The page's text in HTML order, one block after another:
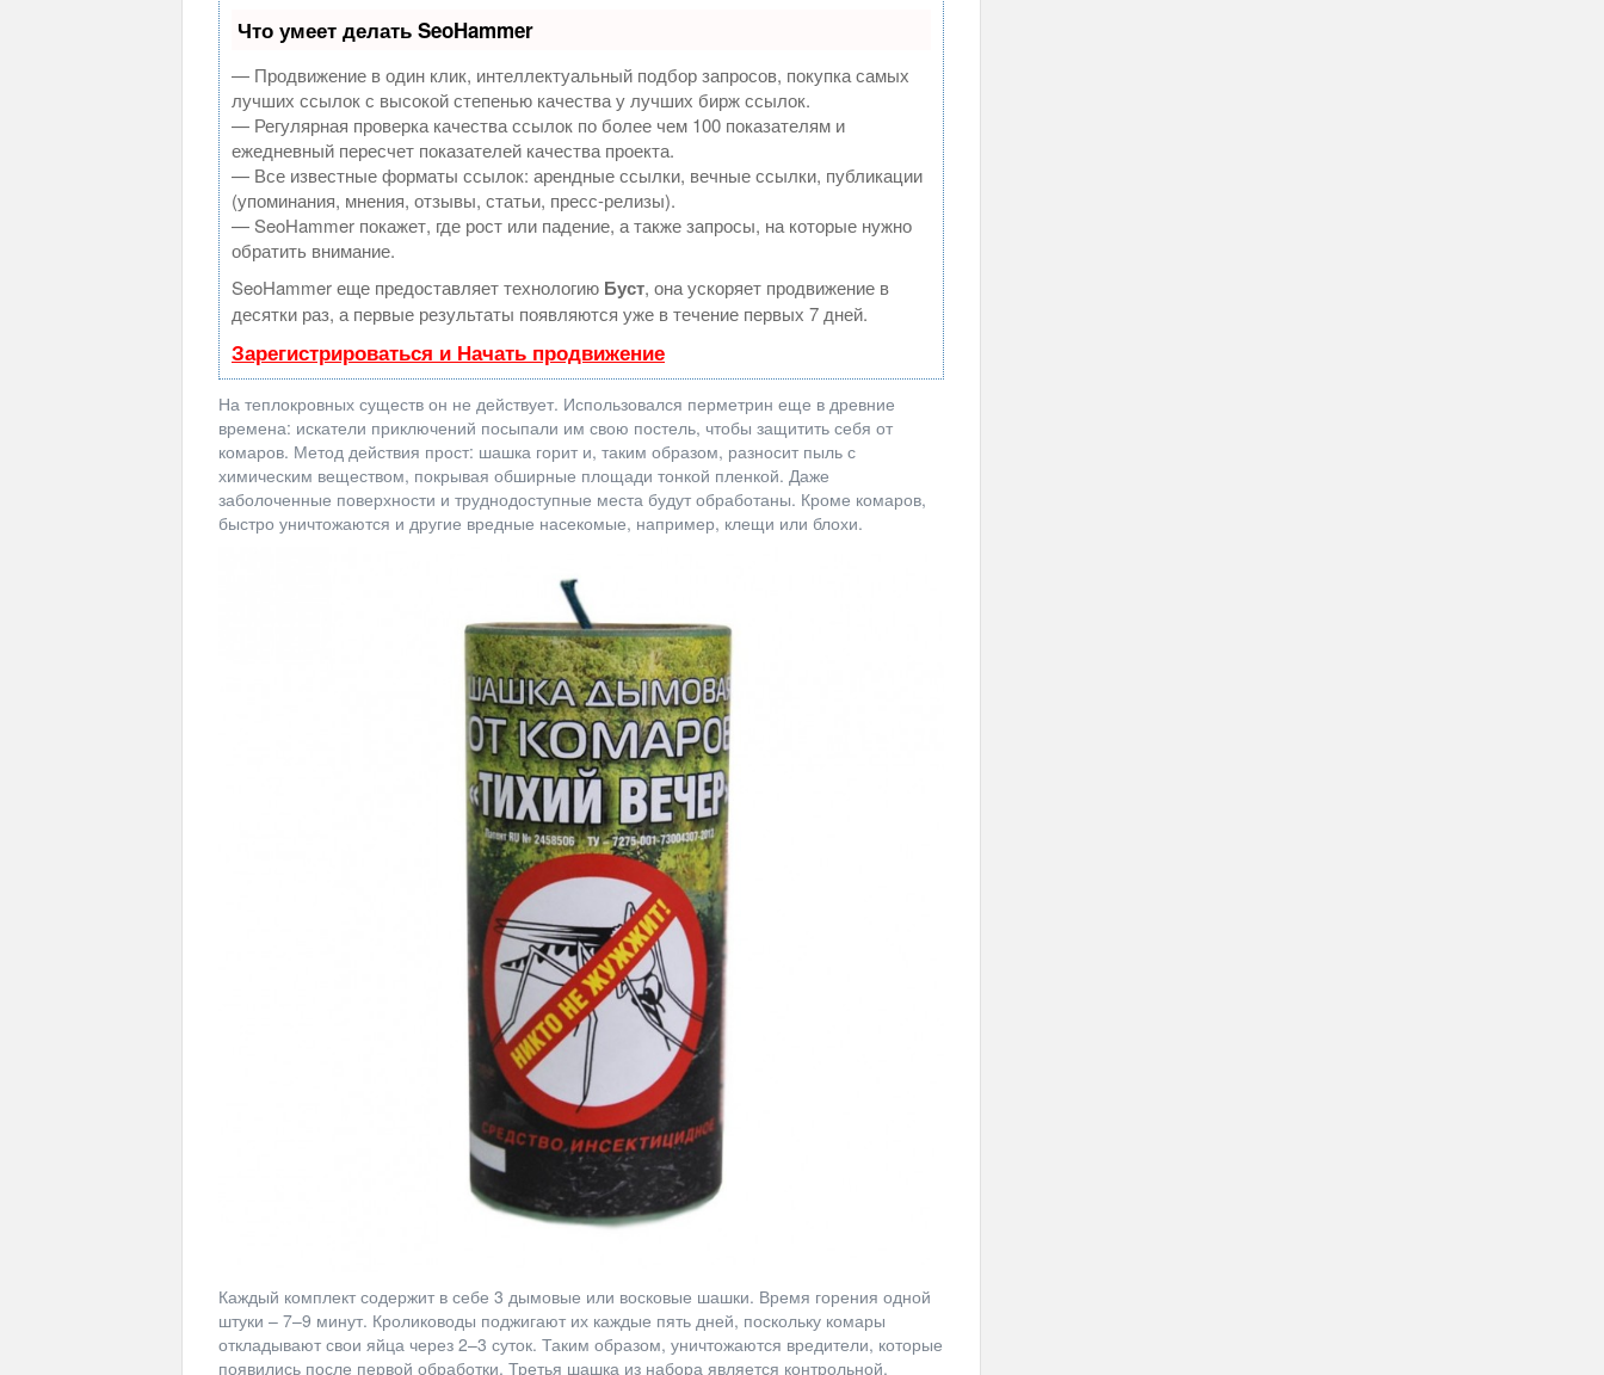
Что умеет делать SeoHammer
— Продвижение в один клик, интеллектуальный подбор запросов, покупка самых
лучших ссылок с высокой степенью качества у лучших бирж ссылок.
— Регулярная проверка качества ссылок по более чем 100 показателям и
ежедневный пересчет показателей качества проекта.
— Все известные форматы ссылок: арендные ссылки, вечные ссылки, публикации
(упоминания, мнения, отзывы, статьи, пресс-релизы).
— SeoHammer покажет, где рост или падение, а также запросы, на которые нужно
обратить внимание.
SeoHammer еще предоставляет технологию Буст, она ускоряет продвижение в
десятки раз, а первые результаты появляются уже в течение первых 7 дней.
Зарегистрироваться и Начать продвижение
На теплокровных существ он не действует. Использовался перметрин еще в древние
времена: искатели приключений посыпали им свою постель, чтобы защитить себя от
комаров. Метод действия прост: шашка горит и, таким образом, разносит пыль с
химическим веществом, покрывая обширные площади тонкой пленкой. Даже
заболоченные поверхности и труднодоступные места будут обработаны. Кроме комаров,
быстро уничтожаются и другие вредные насекомые, например, клещи или блохи.
Каждый комплект содержит в себе 3 дымовые или восковые шашки. Время горения одной
штуки – 7–9 минут. Кролиководы поджигают их каждые пять дней, поскольку комары
откладывают свои яйца через 2–3 суток. Таким образом, уничтожаются вредители, которые
появились после первой обработки. Третья шашка из набора является контрольной.